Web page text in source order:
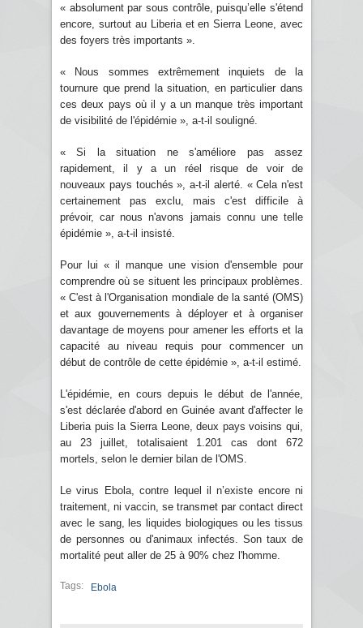
« absolument par sous contrôle, puisqu’elle s'étend
encore, surtout au Liberia et en Sierra Leone, avec
des foyers très importants ».
« Nous sommes extrêmement inquiets de la
tournure que prend la situation, en particulier dans
ces deux pays où il y a un manque très important
de visibilité de l'épidémie », a-t-il souligné.
« Si la situation ne s'améliore pas assez
rapidement, il y a un réel risque de voir de
nouveaux pays touchés », a-t-il alerté. « Cela n'est
certainement pas exclu, mais c'est difficile à
prévoir, car nous n'avons jamais connu une telle
épidémie », a-t-il insisté.
Pour lui « il manque une vision d'ensemble pour
comprendre où se situent les principaux problèmes.
« C'est à l'Organisation mondiale de la santé (OMS)
et aux gouvernements à déployer et à organiser
davantage de moyens pour amener les efforts et la
capacité au niveau requis pour commencer un
début de contrôle de cette épidémie », a-t-il estimé.
L'épidémie, en cours depuis le début de l'année,
s'est déclarée d'abord en Guinée avant d'affecter le
Liberia puis la Sierra Leone, deux pays voisins qui,
au 23 juillet, totalisaient 1.201 cas dont 672
mortels, selon le dernier bilan de l'OMS.
Le virus Ebola, contre lequel il n’existe encore ni
traitement, ni vaccin, se transmet par contact direct
avec le sang, les liquides biologiques ou les tissus
de personnes ou d'animaux infectés. Son taux de
mortalité peut aller de 25 à 90% chez l'homme.
Tags: Ebola